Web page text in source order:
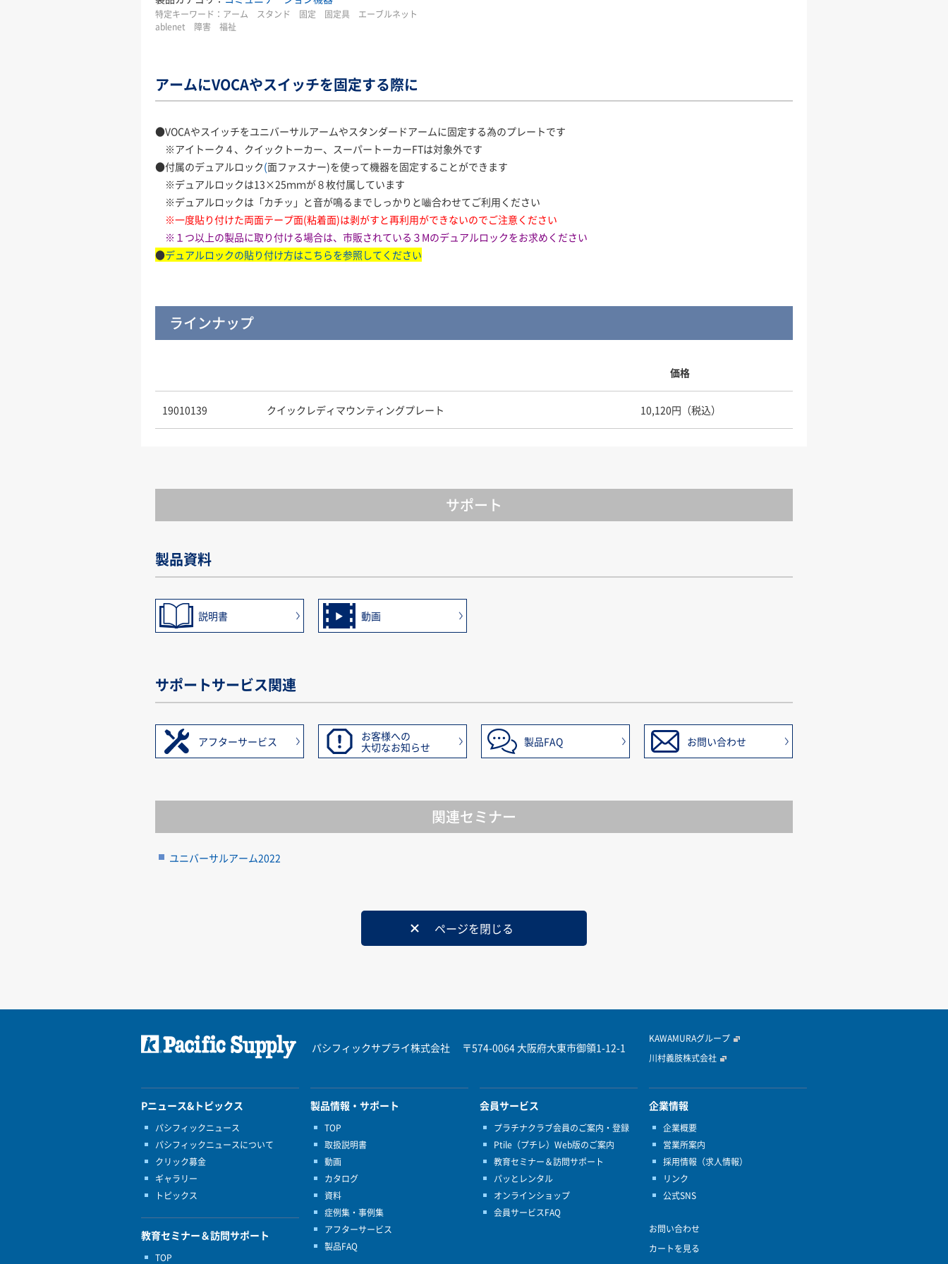
特定キーワード： アーム スタンド 固定 固定具 エーブルネット
ablenet 障害 福祉
アームにVOCAやスイッチを固定する際に
●VOCAやスイッチをユニバーサルアームやスタンダードアームに固定する為のプレートです
※アイトーク４、クイックトーカー、スーパートーカーFTは対象外です
●付属のデュアルロック(面ファスナー)を使って機器を固定することができます
※デュアルロックは13×25ｍｍが８枚付属しています
※デュアルロックは「カチッ」と音が鳴るまでしっかりと嚙合わせてご利用ください
※一度貼り付けた両面テープ面(粘着面)は剥がすと再利用ができないのでご注意ください
※１つ以上の製品に取り付ける場合は、市販されている３Mのデュアルロックをお求めください
●デュアルロックの貼り付け方はこちらを参照してください
ラインナップ
価格
19010139 クイックレディマウンティングプレート 10,120円（税込）
サポート
製品資料
説明書 動画
サポートサービス関連
アフターサービス
お客様への
大切なお知らせ
製品FAQ お問い合わせ
関連セミナー
ユニバーサルアーム2022
ページを閉じる
パシフィックサプライ株式会社 〒574-0064 大阪府大東市御領1-12-1
KAWAMURAグループ
川村義肢株式会社
Pニュース&トピックス
パシフィックニュース
パシフィックニュースについて
クリック募金
ギャラリー
トピックス
教育セミナー＆訪問サポート
TOP
製品情報・サポート
TOP
取扱説明書
動画
カタログ
資料
症例集・事例集
アフターサービス
製品FAQ
会員サービス
プラチナクラブ会員のご案内・登録
Ptile（プチレ）Web版のご案内
教育セミナー＆訪問サポート
パッとレンタル
オンラインショップ
会員サービスFAQ
企業情報
企業概要
営業所案内
採用情報（求人情報）
リンク
公式SNS
お問い合わせ
カートを見る